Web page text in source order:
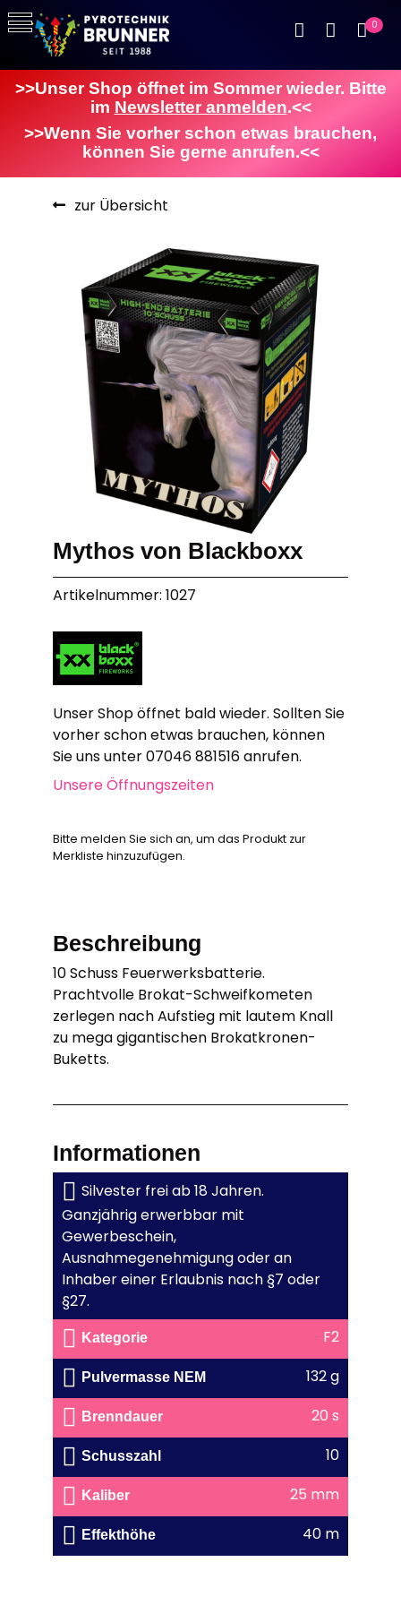
0
>>Unser Shop öffnet im Sommer wieder. Bitte
im Newsletter anmelden.<<
>>Wenn Sie vorher schon etwas brauchen,
können Sie gerne anrufen.<<
zur Übersicht
Mythos von Blackboxx
Artikelnummer: 1027
Unser Shop öffnet bald wieder. Sollten Sie
vorher schon etwas brauchen, können
Sie uns unter 07046 881516 anrufen.
Unsere Öffnungszeiten
Bitte melden Sie sich an, um das Produkt zur
Merkliste hinzuzufügen.
Beschreibung
10 Schuss Feuerwerksbatterie.
Prachtvolle Brokat-Schweifkometen
zerlegen nach Aufstieg mit lautem Knall
zu mega gigantischen Brokatkronen-
Buketts.
Informationen
Silvester frei ab 18 Jahren.
Ganzjährig erwerbbar mit
Gewerbeschein,
Ausnahmegenehmigung oder an
Inhaber einer Erlaubnis nach §7 oder
§27.
Kategorie F2
Pulvermasse NEM 132 g
Brenndauer 20 s
Schusszahl 10
Kaliber 25 mm
Effekthöhe 40 m